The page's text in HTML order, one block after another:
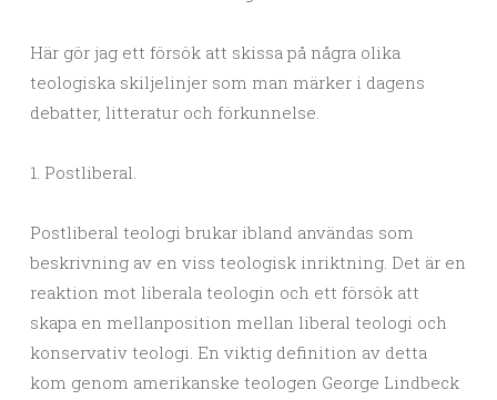
Här gör jag ett försök att skissa på några olika
teologiska skiljelinjer som man märker i dagens
debatter, litteratur och förkunnelse.
1. Postliberal.
Postliberal teologi brukar ibland användas som
beskrivning av en viss teologisk inriktning. Det är en
reaktion mot liberala teologin och ett försök att
skapa en mellanposition mellan liberal teologi och
konservativ teologi. En viktig definition av detta
kom genom amerikanske teologen George Lindbeck